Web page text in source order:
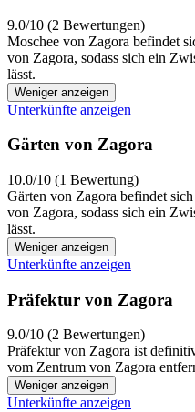
9.0/10 (2 Bewertungen)
Moschee von Zagora befindet
von Zagora, sodass sich ein
lässt.
Weniger anzeigen
Unterkünfte anzeigen
Gärten von Zagora
10.0/10 (1 Bewertung)
Gärten von Zagora befindet
von Zagora, sodass sich ein
lässt.
Weniger anzeigen
Unterkünfte anzeigen
Präfektur von Zagora
9.0/10 (2 Bewertungen)
Präfektur von Zagora ist
vom Zentrum von Zagora
Weniger anzeigen
Unterkünfte anzeigen